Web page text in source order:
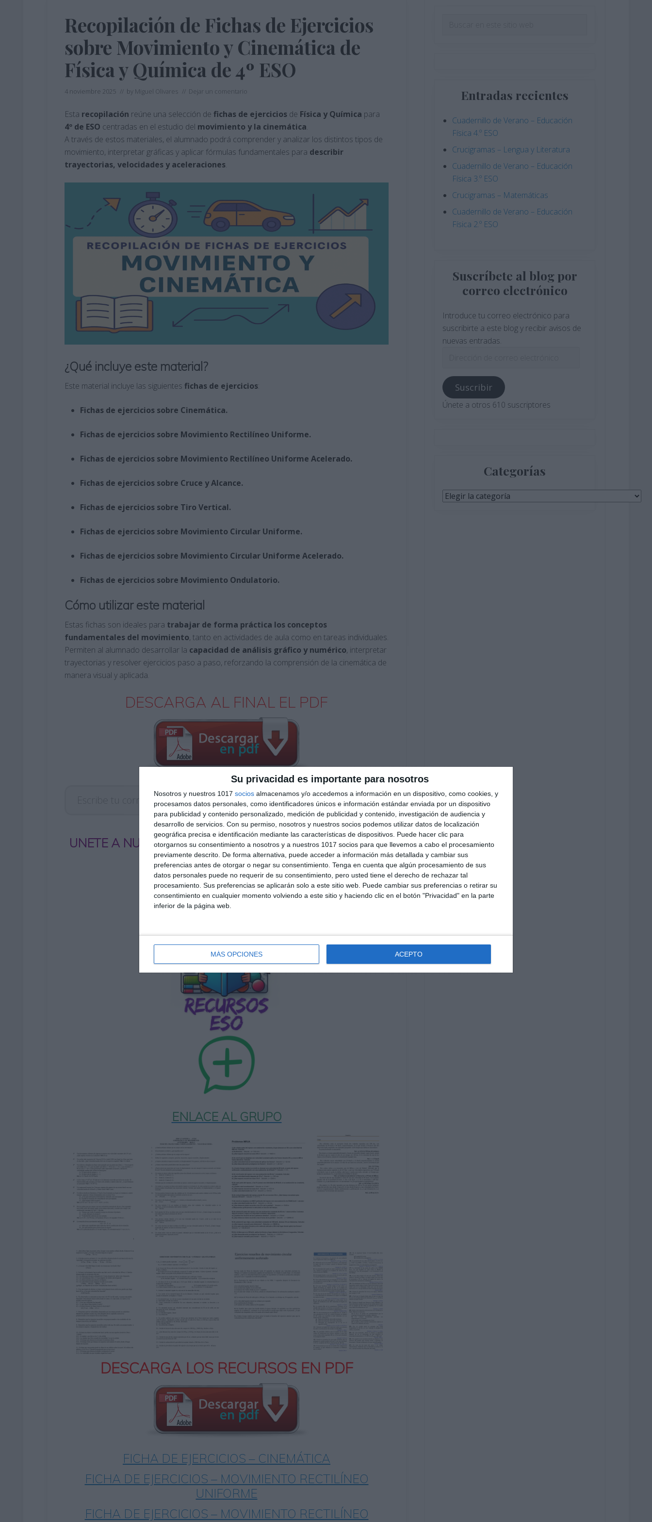
Su privacidad es importante para nosotros
Nosotros y nuestros 1017 socios almacenamos y/o accedemos a información en un dispositivo, como cookies, y
procesamos datos personales, como identificadores únicos e información estándar enviada por un dispositivo
para publicidad y contenido personalizado, medición de publicidad y contenido, investigación de audiencia y
desarrollo de servicios. Con su permiso, nosotros y nuestros socios podemos utilizar datos de localización
geográfica precisa e identificación mediante las características de dispositivos. Puede hacer clic para
otorgarnos su consentimiento a nosotros y a nuestros 1017 socios para que llevemos a cabo el procesamiento
previamente descrito. De forma alternativa, puede acceder a información más detallada y cambiar sus
preferencias antes de otorgar o negar su consentimiento. Tenga en cuenta que algún procesamiento de sus
datos personales puede no requerir de su consentimiento, pero usted tiene el derecho de rechazar tal
procesamiento. Sus preferencias se aplicarán solo a este sitio web. Puede cambiar sus preferencias o retirar su
consentimiento en cualquier momento volviendo a este sitio y haciendo clic en el botón "Privacidad" en la parte
inferior de la página web.
MÁS OPCIONES ACEPTO
Recopilación de Fichas de Ejercicios
sobre Movimiento y Cinemática de
Física y Química de 4º ESO
4 noviembre 2025 // by Miguel Olivares // Dejar un comentario
Esta recopilación reúne una selección de fichas de ejercicios de Física y Química para
4º de ESO centradas en el estudio del movimiento y la cinemática.
A través de estos materiales, el alumnado podrá comprender y analizar los distintos tipos de
movimiento, interpretar gráficas y aplicar fórmulas fundamentales para describir
trayectorias, velocidades y aceleraciones.
¿Qué incluye este material?
Este material incluye las siguientes fichas de ejercicios:
Fichas de ejercicios sobre Cinemática.
Fichas de ejercicios sobre Movimiento Rectilíneo Uniforme.
Fichas de ejercicios sobre Movimiento Rectilíneo Uniforme Acelerado.
Fichas de ejercicios sobre Cruce y Alcance.
Fichas de ejercicios sobre Tiro Vertical.
Fichas de ejercicios sobre Movimiento Circular Uniforme.
Fichas de ejercicios sobre Movimiento Circular Uniforme Acelerado.
Fichas de ejercicios sobre Movimiento Ondulatorio.
Cómo utilizar este material
Estas fichas son ideales para trabajar de forma práctica los conceptos
fundamentales del movimiento, tanto en actividades de aula como en tareas individuales.
Permiten al alumnado desarrollar la capacidad de análisis gráfico y numérico, interpretar
trayectorias y resolver ejercicios paso a paso, reforzando la comprensión de la cinemática de
manera visual y aplicada.
DESCARGA AL FINAL EL PDF
Suscribirse
Únete a otros 552 suscriptores
UNETE A NUESTRO GRUPO EXCLUSIVO DE WHATSAPP
ENLACE AL GRUPO
DESCARGA LOS RECURSOS EN PDF
FICHA DE EJERCICIOS – CINEMÁTICA
FICHA DE EJERCICIOS – MOVIMIENTO RECTILÍNEO
UNIFORME
FICHA DE EJERCICIOS – MOVIMIENTO RECTILÍNEO
Entradas recientes
Cuadernillo de Verano – Educación
Física 4.º ESO
Crucigramas – Lengua y Literatura
Cuadernillo de Verano – Educación
Física 3.º ESO
Crucigramas – Matemáticas
Cuadernillo de Verano – Educación
Física 2.º ESO
Suscríbete al blog por
correo electrónico
Introduce tu correo electrónico para
suscribirte a este blog y recibir avisos de
nuevas entradas.
correo
electrónico
Suscribir
Únete a otros 610 suscriptores
Categorías
Categorías